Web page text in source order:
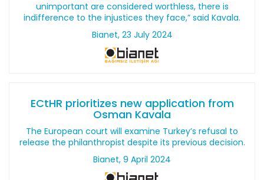
unimportant are considered worthless, there is
indifference to the injustices they face,” said Kavala.
Bianet, 23 July 2024
ECtHR prioritizes new application from
Osman Kavala
The European court will examine Turkey’s refusal to
release the philanthropist despite its previous decision.
Bianet, 9 April 2024